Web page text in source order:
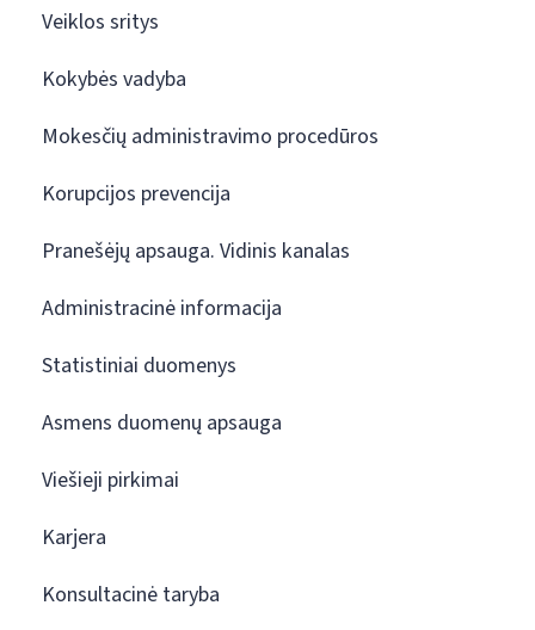
Veiklos sritys
Kokybės vadyba
Mokesčių administravimo procedūros
Korupcijos prevencija
Pranešėjų apsauga. Vidinis kanalas
Administracinė informacija
Statistiniai duomenys
Asmens duomenų apsauga
Viešieji pirkimai
Karjera
Konsultacinė taryba